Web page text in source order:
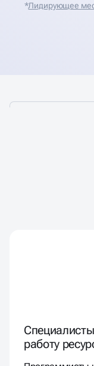
*Лидирующее
работу